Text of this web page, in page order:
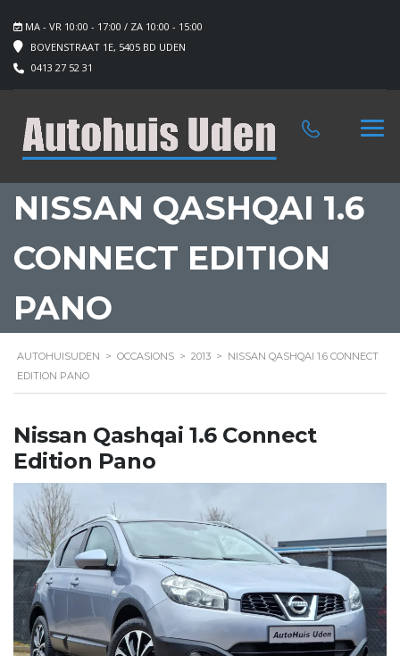
MA - VR 10:00 - 17:00 / ZA 10:00 - 15:00
BOVENSTRAAT 1E, 5405 BD UDEN
0413 27 52 31
NISSAN QASHQAI 1.6
CONNECT EDITION
PANO
AUTOHUISUDEN > OCCASIONS > 2013 > NISSAN QASHQAI 1.6 CONNECT
EDITION PANO
Nissan Qashqai 1.6 Connect
Edition Pano